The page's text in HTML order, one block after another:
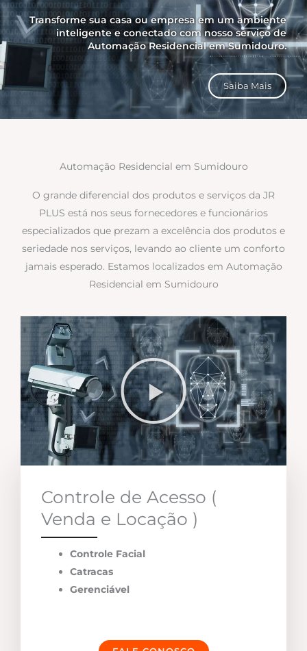
Transforme sua casa ou empresa em um ambiente
inteligente e conectado com nosso serviço de
Automação Residencial em Sumidouro.
Saiba Mais
Automação Residencial em Sumidouro
O grande diferencial dos produtos e serviços da JR
PLUS está nos seus fornecedores e funcionários
especializados que prezam a excelência dos produtos e
seriedade nos serviços, levando ao cliente um conforto
jamais esperado. Estamos localizados em Automação
Residencial em Sumidouro
Controle de Acesso (
Venda e Locação )
Controle Facial
Catracas
Gerenciável